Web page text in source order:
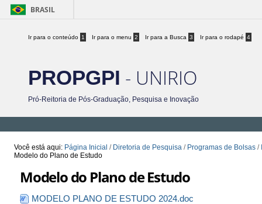
BRASIL
Ir para o conteúdo 1 Ir para o menu 2 Ir para a Busca 3 Ir para o rodapé 4
PROPGPI - UNIRIO
Pró-Reitoria de Pós-Graduação, Pesquisa e Inovação
Você está aqui: Página Inicial / Diretoria de Pesquisa / Programas de Bolsas /
Modelo do Plano de Estudo
Modelo do Plano de Estudo
MODELO PLANO DE ESTUDO 2024.doc